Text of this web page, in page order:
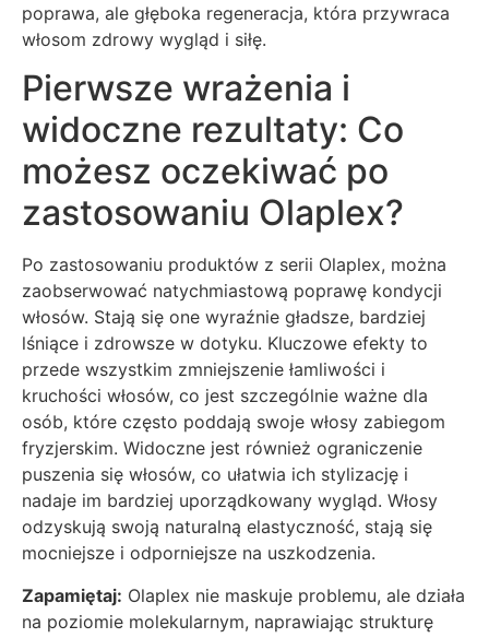
poprawa, ale głęboka regeneracja, która przywraca
włosom zdrowy wygląd i siłę.
Pierwsze wrażenia i
widoczne rezultaty: Co
możesz oczekiwać po
zastosowaniu Olaplex?
Po zastosowaniu produktów z serii Olaplex, można
zaobserwować natychmiastową poprawę kondycji
włosów. Stają się one wyraźnie gładsze, bardziej
lśniące i zdrowsze w dotyku. Kluczowe efekty to
przede wszystkim zmniejszenie łamliwości i
kruchości włosów, co jest szczególnie ważne dla
osób, które często poddają swoje włosy zabiegom
fryzjerskim. Widoczne jest również ograniczenie
puszenia się włosów, co ułatwia ich stylizację i
nadaje im bardziej uporządkowany wygląd. Włosy
odzyskują swoją naturalną elastyczność, stają się
mocniejsze i odporniejsze na uszkodzenia.
Zapamiętaj: Olaplex nie maskuje problemu, ale działa
na poziomie molekularnym, naprawiając strukturę